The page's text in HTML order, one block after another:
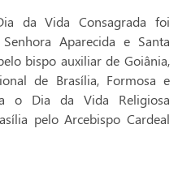
da Vida Consagrada foi
Aparecida e Santa
bispo auxiliar de Goiânia,
de Brasília, Formosa e
o Dia da Vida Religiosa
pelo Arcebispo Cardeal